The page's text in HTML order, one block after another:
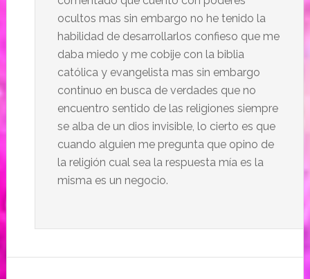
ocultos mas sin embargo no he tenido la
habilidad de desarrollarlos confieso que me
daba miedo y me cobije con la biblia
católica y evangelista mas sin embargo
continuo en busca de verdades que no
encuentro sentido de las religiones siempre
se alba de un dios invisible, lo cierto es que
cuando alguien me pregunta que opino de
la religión cual sea la respuesta mía es la
misma es un negocio.